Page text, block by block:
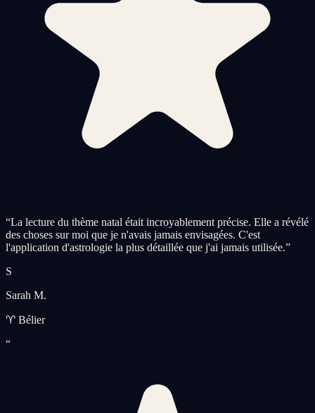
“La lecture du thème natal était incroyablement précise. Elle a révélé
des choses sur moi que je n'avais jamais envisagées. C'est
l'application d'astrologie la plus détaillée que j'ai jamais utilisée.”
S
Sarah M.
♈ Bélier
“